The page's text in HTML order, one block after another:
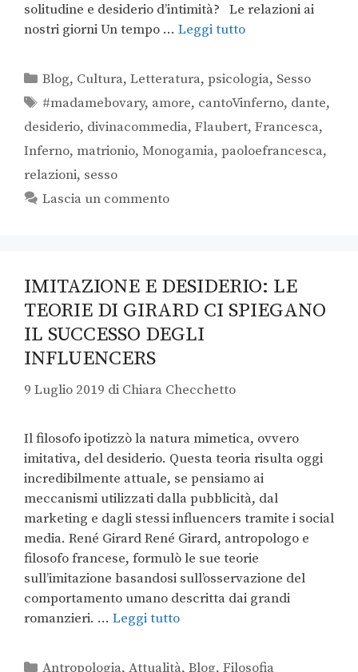
solitudine e desiderio d’intimità? Le relazioni ai
nostri giorni Un tempo … Leggi tutto
Blog, Cultura,Letteratura,psicologia, Sesso
#madamebovary, amore, cantoVinferno, dante,
desiderio, divinacommedia, Flaubert, Francesca,
Inferno, matrionio, Monogamia, paoloefrancesca,
relazioni, sesso
Lascia un commento
IMITAZIONE E DESIDERIO: LE
TEORIE DI GIRARD CI SPIEGANO
IL SUCCESSO DEGLI
INFLUENCERS
9 Luglio 2019 di Chiara Checchetto
Il filosofo ipotizzò la natura mimetica, ovvero
imitativa, del desiderio. Questa teoria risulta oggi
incredibilmente attuale, se pensiamo ai
meccanismi utilizzati dalla pubblicità, dal
marketing e dagli stessi influencers tramite i social
media. René Girard René Girard, antropologo e
filosofo francese, formulò le sue teorie
sull’imitazione basandosi sull’osservazione del
comportamento umano descritta dai grandi
romanzieri. … Leggi tutto
Antropologia,Attualità,Blog,Filosofia